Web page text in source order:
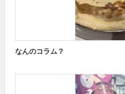
なんのコラム？